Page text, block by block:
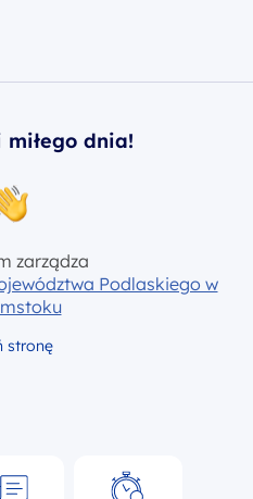
miłego dnia!
zarządza
Podlaskiego w
stronę